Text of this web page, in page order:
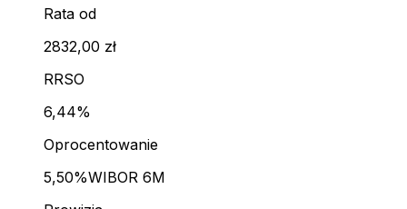
Rata od
2832,00 zł
RRSO
6,44%
Oprocentowanie
5,50%WIBOR 6M